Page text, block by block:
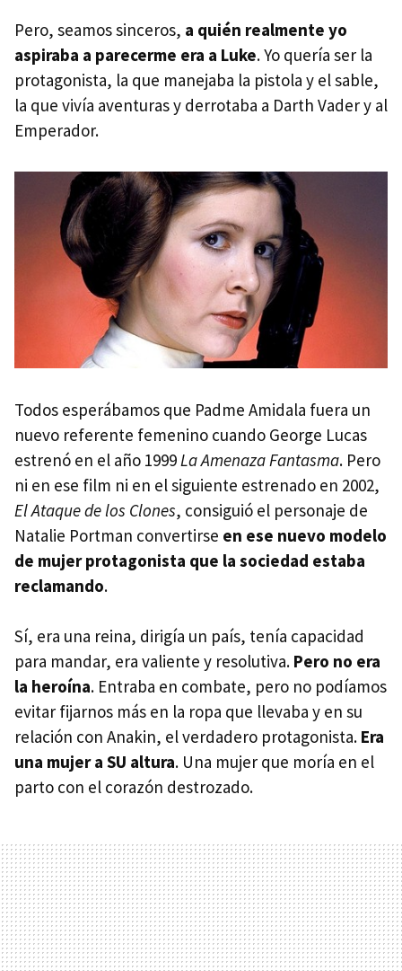
Pero, seamos sinceros, a quién realmente yo
aspiraba a parecerme era a Luke. Yo quería ser la
protagonista, la que manejaba la pistola y el sable,
la que vivía aventuras y derrotaba a Darth Vader y al
Emperador.
Todos esperábamos que Padme Amidala fuera un
nuevo referente femenino cuando George Lucas
estrenó en el año 1999 La Amenaza Fantasma. Pero
ni en ese film ni en el siguiente estrenado en 2002,
El Ataque de los Clones, consiguió el personaje de
Natalie Portman convertirse en ese nuevo modelo
de mujer protagonista que la sociedad estaba
reclamando.
Sí, era una reina, dirigía un país, tenía capacidad
para mandar, era valiente y resolutiva. Pero no era
la heroína. Entraba en combate, pero no podíamos
evitar fijarnos más en la ropa que llevaba y en su
relación con Anakin, el verdadero protagonista. Era
una mujer a SU altura. Una mujer que moría en el
parto con el corazón destrozado.